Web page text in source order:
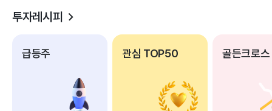
투자레시피
급등주 관심 TOP50 골든크로스